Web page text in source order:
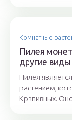
Комнатные
Пилея
другие
Пилея
растением,
Крапивных.